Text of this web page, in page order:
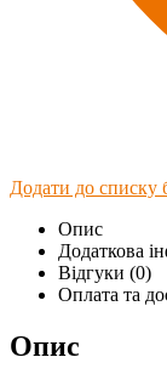
Додати до списку
Опис
Додаткова
Відгуки (0)
Оплата та
Опис